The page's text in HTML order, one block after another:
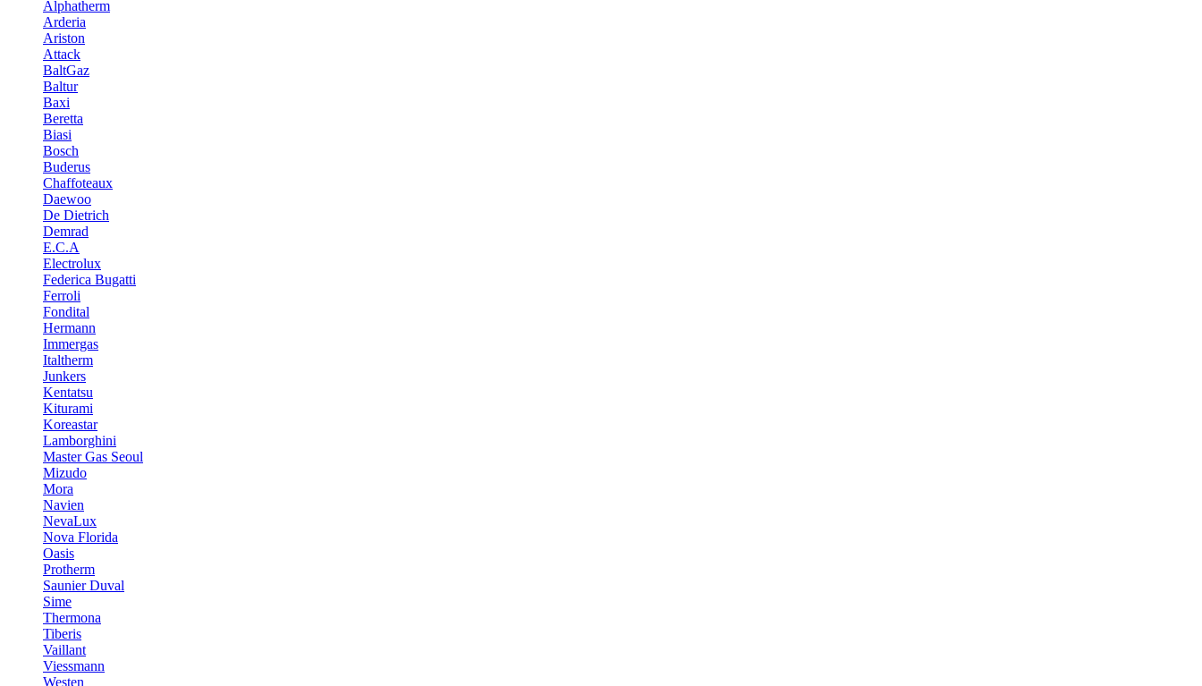
Alphatherm
Arderia
Ariston
Attack
BaltGaz
Baltur
Baxi
Beretta
Biasi
Bosch
Buderus
Chaffoteaux
Daewoo
De Dietrich
Demrad
E.C.A
Electrolux
Federica Bugatti
Ferroli
Fondital
Hermann
Immergas
Italtherm
Junkers
Kentatsu
Kiturami
Koreastar
Lamborghini
Master Gas Seoul
Mizudo
Mora
Navien
NevaLux
Nova Florida
Oasis
Protherm
Saunier Duval
Sime
Thermona
Tiberis
Vaillant
Viessmann
Westen